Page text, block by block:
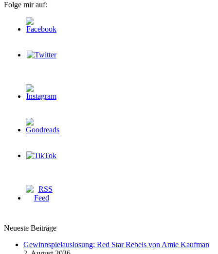
Folge mir auf:
Neueste Beiträge
Gewinnspielauslosung: Red Star Rebels von Amie Kaufman